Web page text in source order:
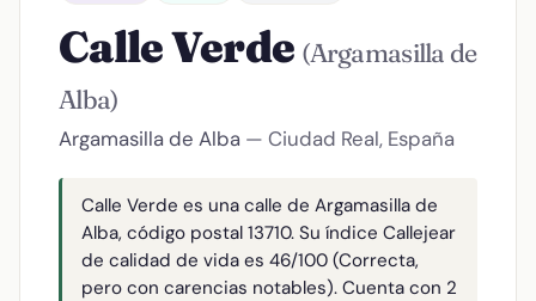
Calle Verde (Argamasilla de
Alba)
Argamasilla de Alba — Ciudad Real, España
Calle Verde es una calle de Argamasilla de
Alba, código postal 13710. Su índice Callejear
de calidad de vida es 46/100 (Correcta,
pero con carencias notables). Cuenta con 2